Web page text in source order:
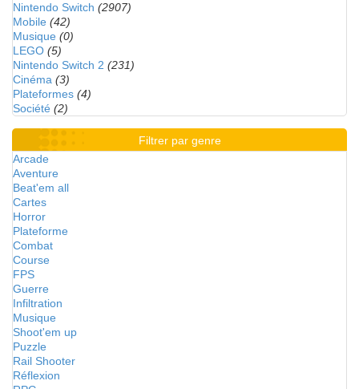
Nintendo Switch (2907)
Mobile (42)
Musique (0)
LEGO (5)
Nintendo Switch 2 (231)
Cinéma (3)
Plateformes (4)
Société (2)
Filtrer par genre
Arcade
Aventure
Beat'em all
Cartes
Horror
Plateforme
Combat
Course
FPS
Guerre
Infiltration
Musique
Shoot'em up
Puzzle
Rail Shooter
Réflexion